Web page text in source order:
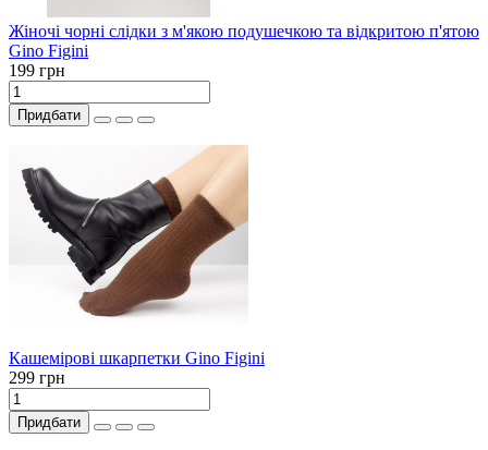
Жіночі чорні слідки з м'якою подушечкою та відкритою п'ятою
Gino Figini
199 грн
Придбати
Кашемірові шкарпетки Gino Figini
299 грн
Придбати